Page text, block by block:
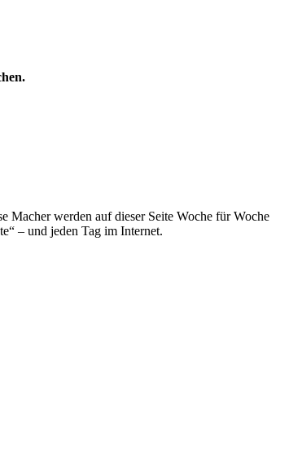
Macher werden auf dieser Seite Woche für Woche
– und jeden Tag im Internet.